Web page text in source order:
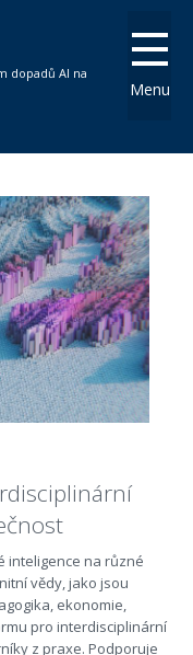
dopadů AI na
inteligence na různé
vědy, jako jsou
ekonomie,
pro interdisciplinární
z praxe. Podporuje
Menu